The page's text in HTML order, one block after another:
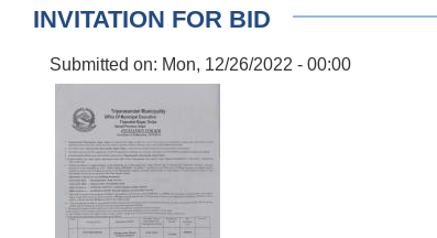
INVITATION FOR BID
Submitted on: Mon, 12/26/2022 - 00:00